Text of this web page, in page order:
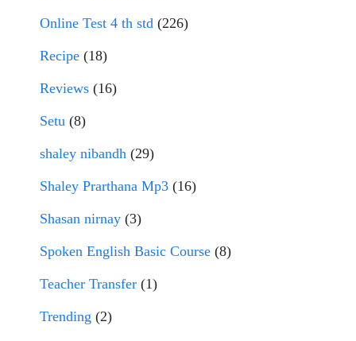
Online Test 4 th std (226)
Recipe (18)
Reviews (16)
Setu (8)
shaley nibandh (29)
Shaley Prarthana Mp3 (16)
Shasan nirnay (3)
Spoken English Basic Course (8)
Teacher Transfer (1)
Trending (2)